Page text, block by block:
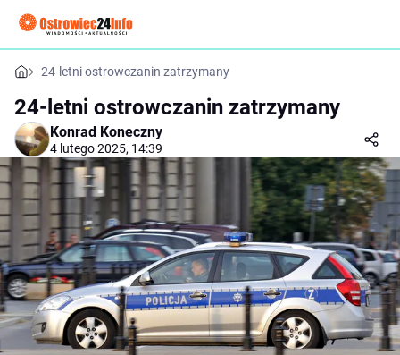
24-letni ostrowczanin zatrzymany
24-letni ostrowczanin zatrzymany
Konrad Koneczny
4 lutego 2025, 14:39